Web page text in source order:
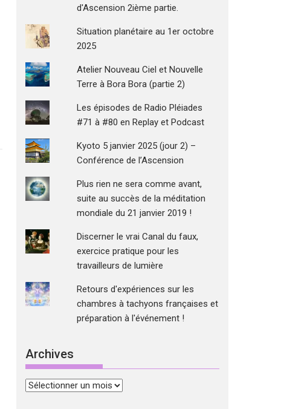
d'Ascension 2ième partie.
Situation planétaire au 1er octobre
2025
Atelier Nouveau Ciel et Nouvelle
Terre à Bora Bora (partie 2)
Les épisodes de Radio Pléiades
#71 à #80 en Replay et Podcast
Kyoto 5 janvier 2025 (jour 2) –
Conférence de l’Ascension
Plus rien ne sera comme avant,
suite au succès de la méditation
mondiale du 21 janvier 2019 !
Discerner le vrai Canal du faux,
exercice pratique pour les
travailleurs de lumière
Retours d'expériences sur les
chambres à tachyons françaises et
préparation à l'événement !
Archives
Archives